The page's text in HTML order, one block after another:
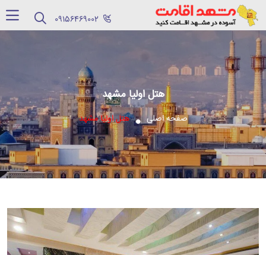
هتل اولیا مشهد
صفحه اصلی هتل اولیا مشهد